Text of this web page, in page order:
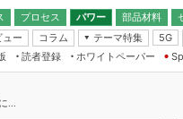
プロセス パワー 部品材料
無線
ュー コラム
テーマ特集
5G
IoT・エッ
EXPO
読者登録 ホワイトペーパー
...